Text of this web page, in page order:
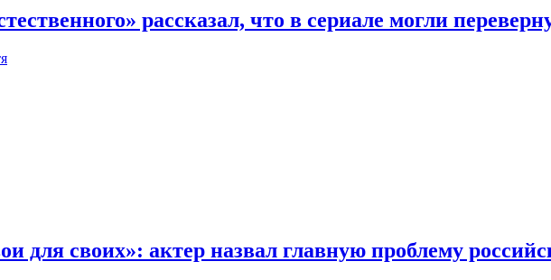
рассказал, что в сериале могли
для своих»: актер назвал главную проблему